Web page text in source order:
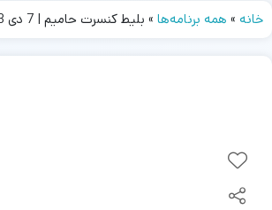
خانه » همه برنامه‌ها » بلیط کنسرت حامیم | 7 دی 1403